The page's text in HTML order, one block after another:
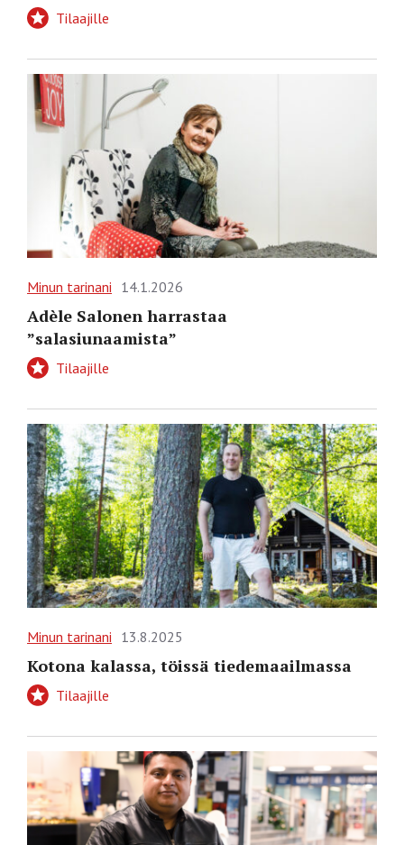
Tilaajille
Minun tarinani 14.1.2026
Adèle Salonen harrastaa
”salasiunaamista”
Tilaajille
Minun tarinani 13.8.2025
Kotona kalassa, töissä tiedemaailmassa
Tilaajille